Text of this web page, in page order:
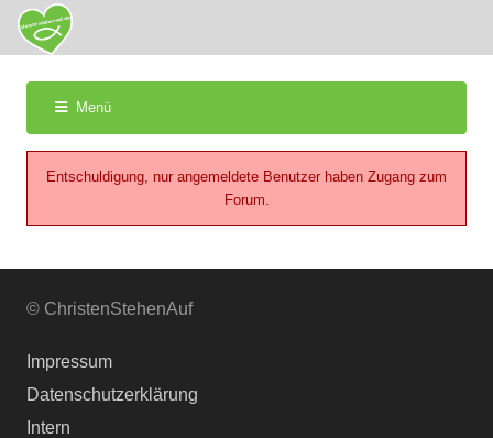
Menü
Entschuldigung, nur angemeldete Benutzer haben Zugang zum
Forum.
© ChristenStehenAuf
Impressum
Datenschutzerklärung
Intern